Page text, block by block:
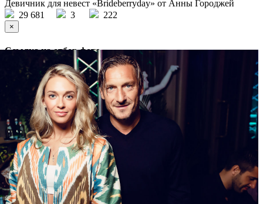
Девичник для невест «Brideberryday» от Анны Городжей
29 681
3 222
×
Ссылка на отбор фото